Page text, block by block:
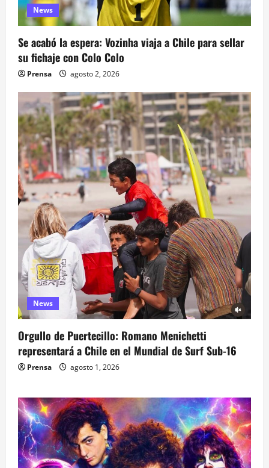
News
Se acabó la espera: Vozinha viaja a Chile para sellar
su fichaje con Colo Colo
Prensa agosto 2, 2026
News
Orgullo de Puertecillo: Romano Menichetti
representará a Chile en el Mundial de Surf Sub-16
Prensa agosto 1, 2026